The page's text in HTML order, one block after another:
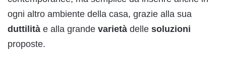
ogni altro ambiente della casa, grazie alla sua
duttilità e alla grande varietà delle soluzioni
proposte.